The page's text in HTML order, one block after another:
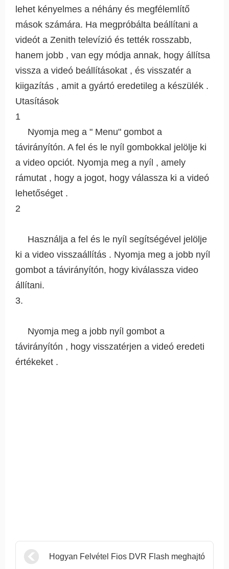
lehet kényelmes a néhány és megfélemlítő
mások számára. Ha megpróbálta beállítani a
videót a Zenith televízió és tették rosszabb,
hanem jobb , van egy módja annak, hogy állítsa
vissza a videó beállításokat , és visszatér a
kiigazítás , amit a gyártó eredetileg a készülék .
Utasítások
1
Nyomja meg a " Menu" gombot a
távirányítón. A fel és le nyíl gombokkal jelölje ki
a video opciót. Nyomja meg a nyíl , amely
rámutat , hogy a jogot, hogy válassza ki a videó
lehetőséget .
2
Használja a fel és le nyíl segítségével jelölje
ki a video visszaállítás . Nyomja meg a jobb nyíl
gombot a távirányítón, hogy kiválassza video
állítani.
3.
Nyomja meg a jobb nyíl gombot a
távirányítón , hogy visszatérjen a videó eredeti
értékeket .
Hogyan Felvétel Fios DVR Flash meghajtó